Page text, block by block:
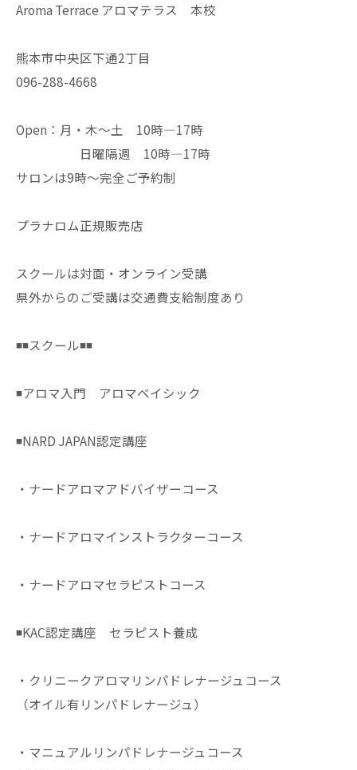
Aroma Terrace アロマテラス 本校
熊本市中央区下通2丁目
096-288-4668
Open：月・木〜土 10時—17時
日曜隔週 10時—17時
サロンは9時〜完全ご予約制
プラナロム正規販売店
スクールは対面・オンライン受講
県外からのご受講は交通費支給制度あり
◾️◾️スクール◾️◾️
◾️アロマ入門 アロマベイシック
◾️NARD JAPAN認定講座
・ナードアロマアドバイザーコース
・ナードアロマインストラクターコース
・ナードアロマセラピストコース
◾️KAC認定講座 セラピスト養成
・クリニークアロマリンパドレナージュコース
（オイル有リンパドレナージュ）
・マニュアルリンパドレナージュコース